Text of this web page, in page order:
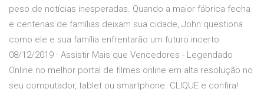
peso de notícias inesperadas. Quando a maior fábrica fecha
e centenas de famílias deixam sua cidade, John questiona
como ele e sua família enfrentarão um futuro incerto.
08/12/2019 · Assistir Mais que Vencedores - Legendado
Online no melhor portal de filmes online em alta resolução no
seu computador, tablet ou smartphone. CLIQUE e confira!